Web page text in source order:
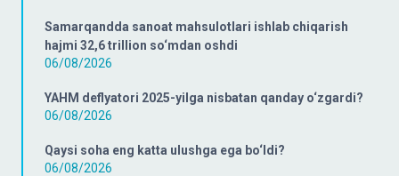
Samarqandda sanoat mahsulotlari ishlab chiqarish
hajmi 32,6 trillion so‘mdan oshdi
06/08/2026
YAHM deflyatori 2025-yilga nisbatan qanday o‘zgardi?
06/08/2026
Qaysi soha eng katta ulushga ega bo‘ldi?
06/08/2026